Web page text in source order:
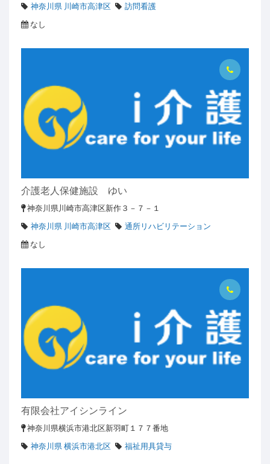
神奈川県 川崎市高津区
訪問看護
なし
介護老人保健施設 ゆい
神奈川県川崎市高津区新作３－７－１
神奈川県 川崎市高津区
通所リハビリテーション
なし
有限会社アイシンライン
神奈川県横浜市港北区新羽町１７７番地
神奈川県 横浜市港北区
福祉用具貸与